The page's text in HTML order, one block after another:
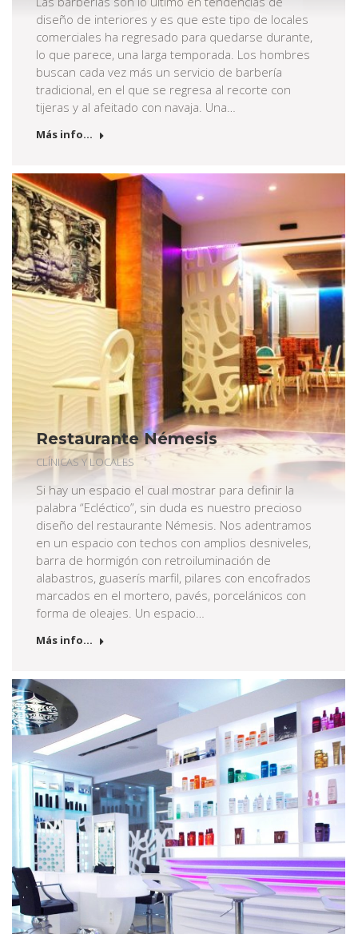
diseño de interiores y es que este tipo de locales
comerciales ha regresado para quedarse durante,
lo que parece, una larga temporada. Los hombres
buscan cada vez más un servicio de barbería
tradicional, en el que se regresa al recorte con
tijeras y al afeitado con navaja. Una…
Más info...
Restaurante Némesis
CLÍNICAS Y LOCALES
Si hay un espacio el cual mostrar para definir la
palabra “Ecléctico”, sin duda es nuestro precioso
diseño del restaurante Némesis. Nos adentramos
en un espacio con techos con amplios desniveles,
barra de hormigón con retroiluminación de
alabastros, guaserís marfil, pilares con encofrados
marcados en el mortero, pavés, porcelánicos con
forma de oleajes. Un espacio…
Más info...